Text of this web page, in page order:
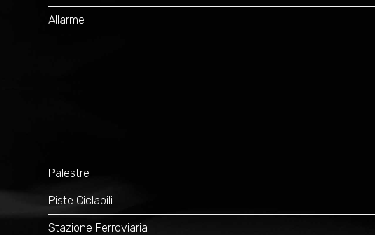
Allarme
Palestre
Piste Ciclabili
Stazione Ferroviaria